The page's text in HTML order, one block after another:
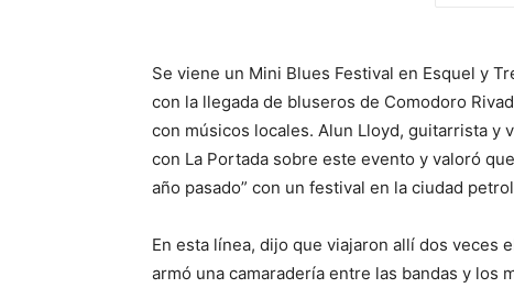
Se viene un Mini Blues Festival en Esquel y
con la llegada de bluseros de Comodoro
con músicos locales. Alun Lloyd, guitarrista y
con La Portada sobre este evento y valoró
año pasado” con un festival en la ciudad
En esta línea, dijo que viajaron allí dos veces
armó una camaradería entre las bandas y los